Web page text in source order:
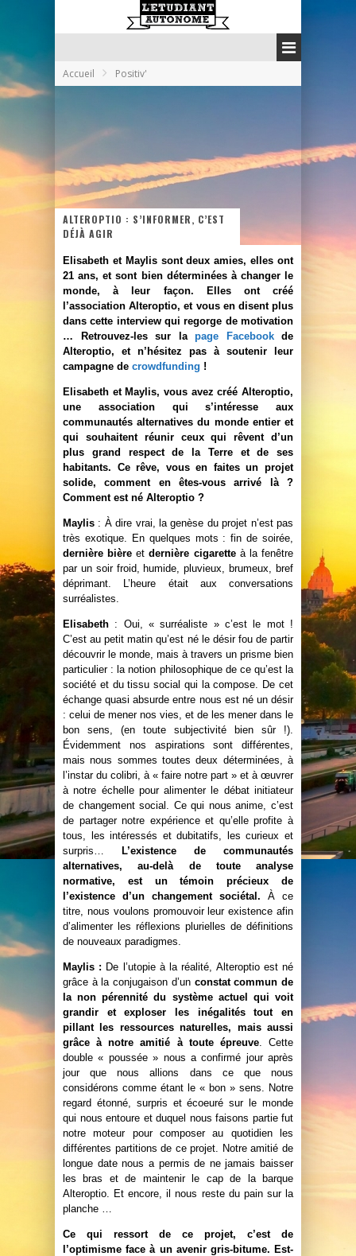
Accueil Positiv'
ALTEROPTIO : S’INFORMER, C’EST
DÉJÀ AGIR
Elisabeth et Maylis sont deux amies, elles ont
21 ans, et sont bien déterminées à changer le
monde, à leur façon. Elles ont créé
l’association Alteroptio, et vous en disent plus
dans cette interview qui regorge de motivation
… Retrouvez-les sur la page Facebookde
Alteroptio, et n’hésitez pas à soutenir leur
campagne de crowdfunding !
Elisabeth et Maylis, vous avez créé Alteroptio,
une association qui s’intéresse aux
communautés alternatives du monde entier et
qui souhaitent réunir ceux qui rêvent d’un
plus grand respect de la Terre et de ses
habitants. Ce rêve, vous en faites un projet
solide, comment en êtes-vous arrivé là ?
Comment est né Alteroptio ?
Maylis : À dire vrai, la genèse du projet n’est pas
très exotique. En quelques mots : fin de soirée,
dernière bière etdernière cigaretteà la fenêtre
par un soir froid, humide, pluvieux, brumeux, bref
déprimant. L’heure était aux conversations
surréalistes.
Elisabeth : Oui, « surréaliste » c’est le mot !
C’est au petit matin qu’est né le désir fou de partir
découvrir le monde, mais à travers un prisme bien
particulier : la notion philosophique de ce qu’est la
société et du tissu social qui la compose. De cet
échange quasi absurde entre nous est né un désir
: celui de mener nos vies, et de les mener dans le
bon sens, (en toute subjectivité bien sûr !).
Évidemment nos aspirations sont différentes,
mais nous sommes toutes deux déterminées, à
l’instar du colibri, à « faire notre part » et à œuvrer
à notre échelle pour alimenter le débat initiateur
de changement social. Ce qui nous anime, c’est
de partager notre expérience et qu’elle profite à
tous, les intéressés et dubitatifs, les curieux et
surpris… L’existence de communautés
alternatives, au-delà de toute analyse
normative, est un témoin précieux de
l’existence d’un changement sociétal. À ce
titre, nous voulons promouvoir leur existence afin
d’alimenter les réflexions plurielles de définitions
de nouveaux paradigmes.
Maylis : De l’utopie à la réalité, Alteroptio est né
grâce à la conjugaison d’un constat commun de
la non pérennité du système actuel qui voit
grandir et exploser les inégalités tout en
pillant les ressources naturelles, mais aussi
grâce à notre amitié à toute épreuve. Cette
double « poussée » nous a confirmé jour après
jour que nous allions dans ce que nous
considérons comme étant le « bon » sens. Notre
regard étonné, surpris et écoeuré sur le monde
qui nous entoure et duquel nous faisons partie fut
notre moteur pour composer au quotidien les
différentes partitions de ce projet. Notre amitié de
longue date nous a permis de ne jamais baisser
les bras et de maintenir le cap de la barque
Alteroptio. Et encore, il nous reste du pain sur la
planche …
Ce qui ressort de ce projet, c’est de
l’optimisme face à un avenir gris-bitume. Est-